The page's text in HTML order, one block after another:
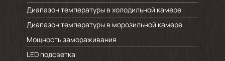
Диапазон температуры в холодильной камере
Диапазон температуры в морозильной камере
Мощность замораживания
LED подсветка